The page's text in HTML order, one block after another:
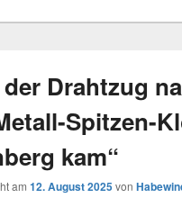
der Drahtzug
Spitzen-
kam“
am 12. August 2025von